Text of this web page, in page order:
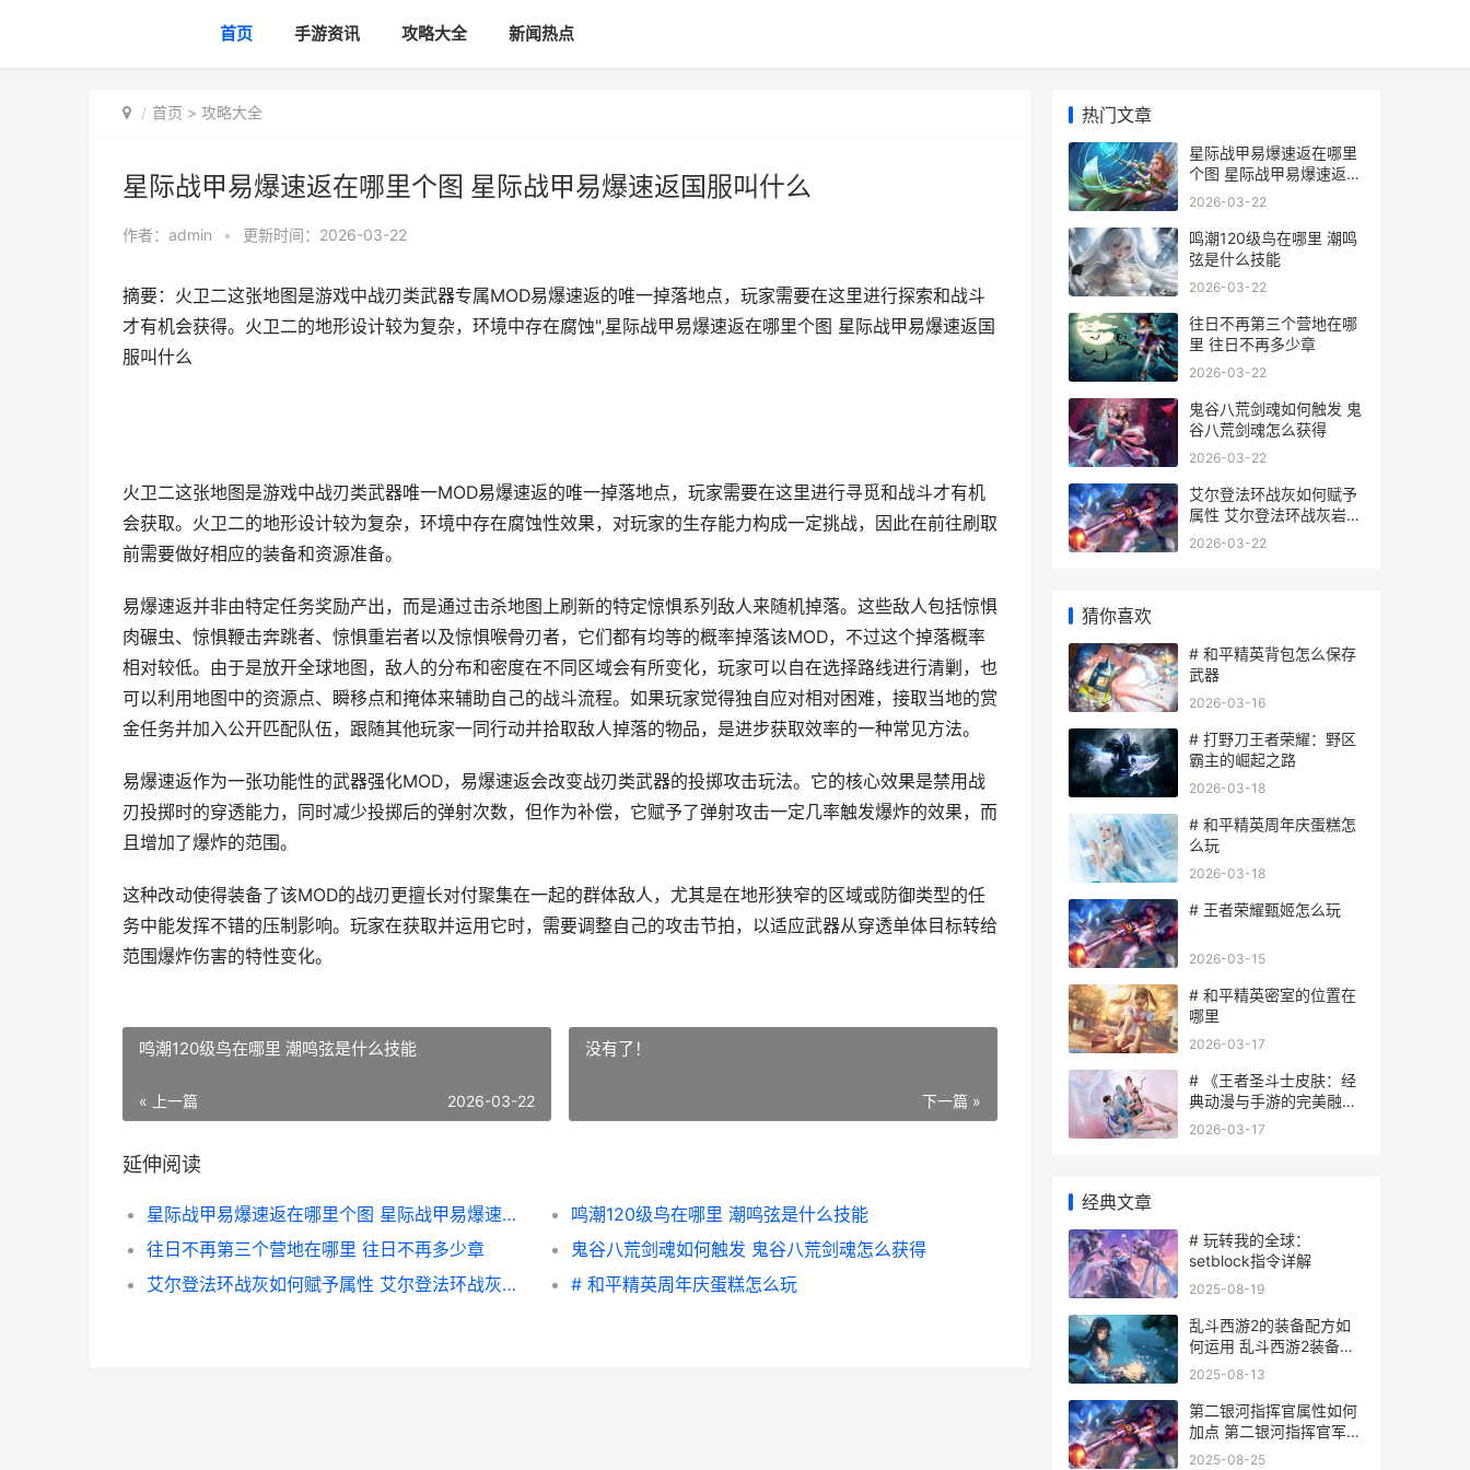
首页 手游资讯 攻略大全 新闻热点
首页 > 攻略大全
星际战甲易爆速返在哪里个图 星际战甲易爆速返国服叫什么
作者： admin • 更新时间：2026-03-22
摘要：火卫二这张地图是游戏中战刃类武器专属MOD易爆速返的唯一掉落地点，玩家需要在这里进行探索和战斗
才有机会获得。火卫二的地形设计较为复杂，环境中存在腐蚀",星际战甲易爆速返在哪里个图 星际战甲易爆速返国
服叫什么
火卫二这张地图是游戏中战刃类武器唯一MOD易爆速返的唯一掉落地点，玩家需要在这里进行寻觅和战斗才有机
会获取。火卫二的地形设计较为复杂，环境中存在腐蚀性效果，对玩家的生存能力构成一定挑战，因此在前往刷取
前需要做好相应的装备和资源准备。
易爆速返并非由特定任务奖励产出，而是通过击杀地图上刷新的特定惊惧系列敌人来随机掉落。这些敌人包括惊惧
肉碾虫、惊惧鞭击奔跳者、惊惧重岩者以及惊惧喉骨刃者，它们都有均等的概率掉落该MOD，不过这个掉落概率
相对较低。由于是放开全球地图，敌人的分布和密度在不同区域会有所变化，玩家可以自在选择路线进行清剿，也
可以利用地图中的资源点、瞬移点和掩体来辅助自己的战斗流程。如果玩家觉得独自应对相对困难，接取当地的赏
金任务并加入公开匹配队伍，跟随其他玩家一同行动并拾取敌人掉落的物品，是进步获取效率的一种常见方法。
易爆速返作为一张功能性的武器强化MOD，易爆速返会改变战刃类武器的投掷攻击玩法。它的核心效果是禁用战
刃投掷时的穿透能力，同时减少投掷后的弹射次数，但作为补偿，它赋予了弹射攻击一定几率触发爆炸的效果，而
且增加了爆炸的范围。
这种改动使得装备了该MOD的战刃更擅长对付聚集在一起的群体敌人，尤其是在地形狭窄的区域或防御类型的任
务中能发挥不错的压制影响。玩家在获取并运用它时，需要调整自己的攻击节拍，以适应武器从穿透单体目标转给
范围爆炸伤害的特性变化。
鸣潮120级鸟在哪里 潮鸣弦是什么技能
« 上一篇 2026-03-22
没有了！
下一篇 »
延伸阅读
星际战甲易爆速返在哪里个图 星际战甲易爆速返国服叫什么
鸣潮120级鸟在哪里 潮鸣弦是什么技能
往日不再第三个营地在哪里 往日不再多少章
鬼谷八荒剑魂如何触发 鬼谷八荒剑魂怎么获得
艾尔登法环战灰如何赋予属性 艾尔登法环战灰岩石剑在哪获取
# 和平精英周年庆蛋糕怎么玩
热门文章
星际战甲易爆速返在哪里
个图 星际战甲易爆速返国
服叫什么
2026-03-22
鸣潮120级鸟在哪里 潮鸣
弦是什么技能
2026-03-22
往日不再第三个营地在哪
里 往日不再多少章
2026-03-22
鬼谷八荒剑魂如何触发 鬼
谷八荒剑魂怎么获得
2026-03-22
艾尔登法环战灰如何赋予
属性 艾尔登法环战灰岩石
剑在哪获取
2026-03-22
猜你喜欢
# 和平精英背包怎么保存
武器
2026-03-16
# 打野刀王者荣耀：野区
霸主的崛起之路
2026-03-18
# 和平精英周年庆蛋糕怎
么玩
2026-03-18
# 王者荣耀甄姬怎么玩
2026-03-15
# 和平精英密室的位置在
哪里
2026-03-17
# 《王者圣斗士皮肤：经
典动漫与手游的完美融
合》
2026-03-17
经典文章
# 玩转我的全球：
setblock指令详解
2025-08-19
乱斗西游2的装备配方如
何运用 乱斗西游2装备锁
忘了怎么办
2025-08-13
第二银河指挥官属性如何
加点 第二银河指挥官军人
属性加点
2025-08-25